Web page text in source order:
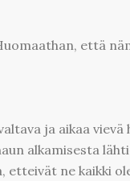
että
ja aikaa vievä
alkamisesta
etteivät ne kaikki